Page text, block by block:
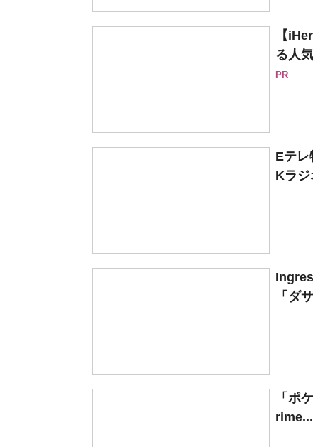
【
る人
PR
Eテ
Kラジ
「ダ
「ポ
rime...